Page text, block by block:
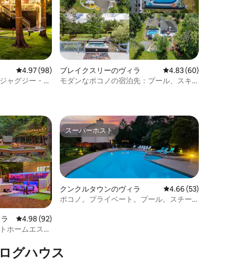
価 レビュー98件、5つ星中4.97つ星の平均評価
4.97 (98)
ャグジー・サ
ブレイクスリーのヴィラ レビュー60件、5つ星
4.83 (60)
モダンなポコノの宿泊先：プール、スキ
価
。
レビュー92件、5つ星中4.98つ星の平均評価
4.98 (92)
ホームエスケ
スーパーホスト
スーパーホスト
クンクルタウンのヴィラ レビュー53件、5つ星
4.66 (53)
ポコノ。プライベート。プール。スチー
グハウス